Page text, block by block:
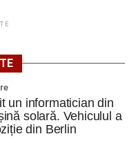
un informatician din
solară. Vehiculul a
din Berlin